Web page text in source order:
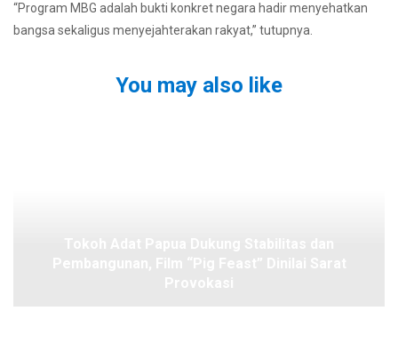
“Program MBG adalah bukti konkret negara hadir menyehatkan
bangsa sekaligus menyejahterakan rakyat,” tutupnya.
You may also like